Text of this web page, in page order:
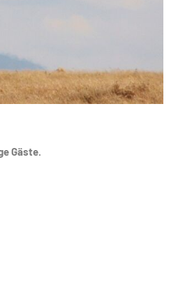
Gäste.